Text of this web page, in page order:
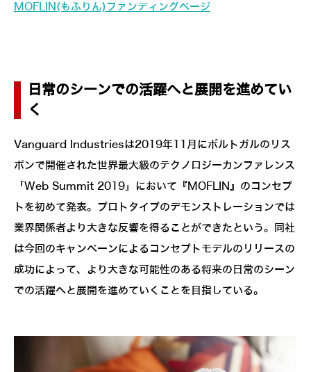
MOFLIN(もふりん)ファンディングページ
日常のシーンでの活躍へと展開を進めてい
く
Vanguard Industriesは2019年11月にポルトガルのリス
ボンで開催された世界最大級のテクノロジーカンファレンス
「Web Summit 2019」において『MOFLIN』のコンセプ
トを初めて発表。プロトタイプのデモンストレーションでは
業界関係者より大きな反響を得ることができたという。同社
は今回のキャンペーンによるコンセプトモデルのリリースの
成功によって、より大きな可能性のある将来の日常のシーン
での活躍へと展開を進めていくことを目指している。